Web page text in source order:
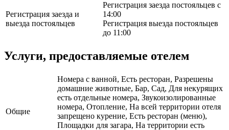
Регистрация заезда и
выезда постояльцев
Регистрация заезда постояльцев с
14:00
Регистрация выезда постояльцев
до 11:00
Услуги, предоставляемые отелем
Общие
Номера с ванной, Есть ресторан, Разрешены
домашние животные, Бар, Сад, Для некурящих
есть отдельные номера, Звукоизолированные
номера, Отопление, На всей территории отеля
запрещено курение, Есть ресторан (меню),
Площадки для загара, На территории есть